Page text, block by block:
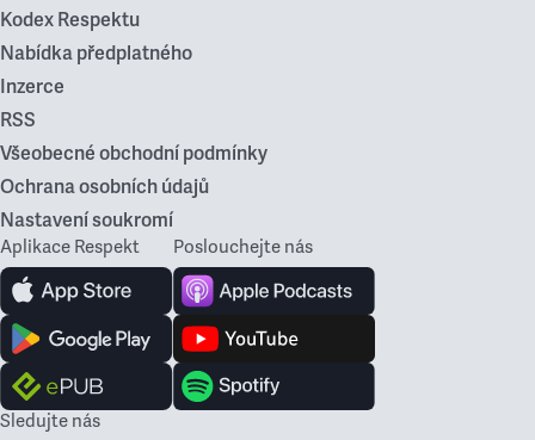
Kodex Respektu
Nabídka předplatného
Inzerce
RSS
Všeobecné obchodní podmínky
Ochrana osobních údajů
Nastavení soukromí
Aplikace Respekt Poslouchejte nás
Sledujte nás